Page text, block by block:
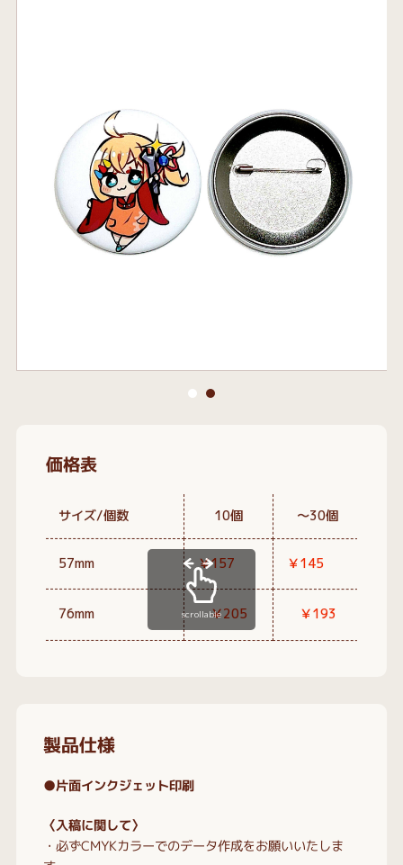
価格表
サイズ/個数 10個 ～30個
57mm ￥157 ￥145
76mm ￥205 ￥193
scrollable
製品仕様
●片面インクジェット印刷
〈入稿に関して〉
・必ずCMYKカラーでのデータ作成をお願いいたしま